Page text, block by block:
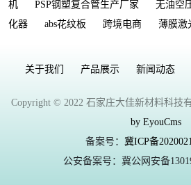
机
PSP钢塑复合管生产厂家 无油空
化器
abs花纹板 跨境电商 薄膜激
关于我们 产品展示 新闻动态
Copyright © 2022 石家庄大佳新材料科技
by EyouCms
备案号： 冀ICP备
公安备案号：冀公网安备